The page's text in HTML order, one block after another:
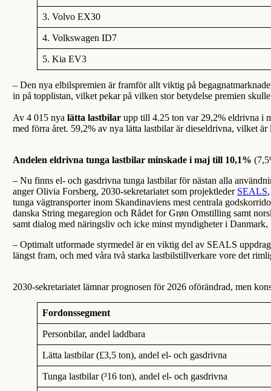
3. Volvo EX30
4. Volkswagen ID7
5. Kia EV3
– Den nya elbilspremien är framför allt viktig på
in på topplistan, vilket pekar på vilken stor betydelse premien
Av 4 015 nyalätta lastbilar upp till 4.25 ton var 29,2% eldrivna i
med förra året. 59,2% av nya lätta lastbilar är dieseldrivna, vilket
Andelen eldrivna tunga lastbilar minskade i maj till 10,1%
– Nu finns el- och gasdrivna tunga lastbilar för nästan alla
anger Olivia Forsberg, 2030-sekretariatet som projektleder SEALS
tunga vägtransporter inom Skandinaviens mest centrala
danska String megaregion och Rådet for Grøn Omstilling samt
samt dialog med näringsliv och icke minst myndigheter i
– Optimalt utformade styrmedel är en viktig del av SEALS
längst fram, och med våra två starka lastbilstillverkare vore det
2030-sekretariatet lämnar prognosen för 2026 oförändrad, men
Fordonssegment
Personbilar, andel laddbara
Lätta lastbilar (£3,5 ton), andel el- och gasdrivna
Tunga lastbilar (³16 ton), andel el- och gasdrivna